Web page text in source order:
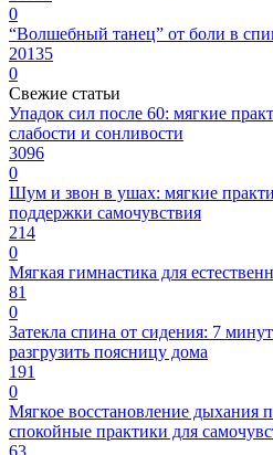
0
“Волшебный танец” от боли в
20135
0
Свежие статьи
Упадок сил после 60: мягкие
слабости и сонливости
3096
0
Шум и звон в ушах: мягкие
поддержки самочувствия
214
0
Мягкая гимнастика для
81
0
Затекла спина от сидения: 7
разгрузить поясницу дома
191
0
Мягкое восстановление дыхания
спокойные практики для
63